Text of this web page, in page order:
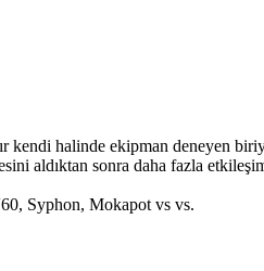
kendi halinde ekipman
aldıktan sonra daha fazla
Syphon, Mokapot vs vs.